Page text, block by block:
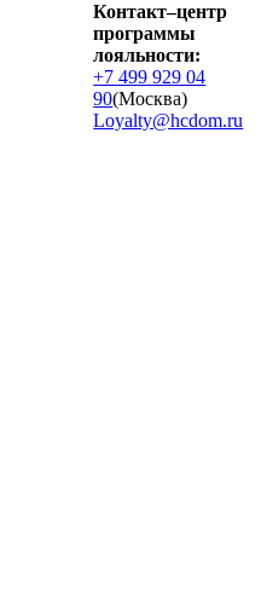
Контакт–центр
программы
лояльности:
+7 499 929 04
90(Москва)
Loyalty@hcdom.ru